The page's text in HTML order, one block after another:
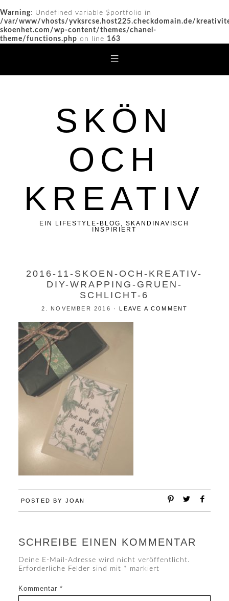
Warning: Undefined variable $portfolio in
/var/www/vhosts/yvksrcse.host225.checkdomain.de/
skoenhet.com/wp-content/themes/chanel-
theme/functions.php on line 163
SKÖN
OCH
KREATIV
EIN LIFESTYLE-BLOG, SKANDINAVISCH
INSPIRIERT
2016-11-SKOEN-OCH-KREATIV-
DIY-WRAPPING-GRUEN-
SCHLICHT-6
2. NOVEMBER 2016 ·LEAVE A COMMENT
POSTED BY JOAN
SCHREIBE EINEN KOMMENTAR
Deine E-Mail-Adresse wird nicht veröffentlicht.
Erforderliche Felder sind mit * markiert
Kommentar *